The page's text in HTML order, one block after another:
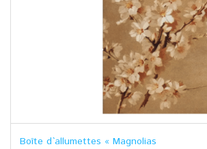
Boîte d`allumettes « Magnolias